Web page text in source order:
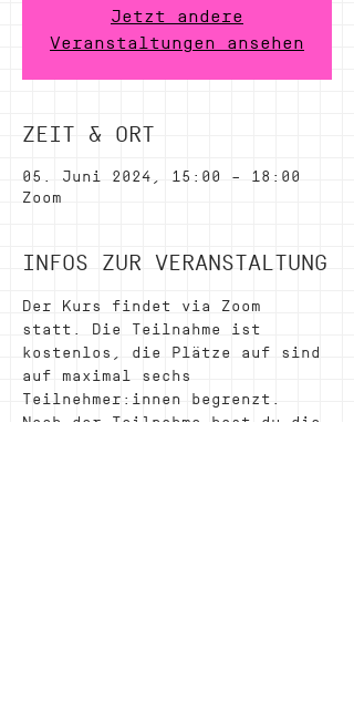
Jetzt andere
Veranstaltungen ansehen
ZEIT & ORT
05. Juni 2024, 15:00 – 18:00
Zoom
INFOS ZUR VERANSTALTUNG
Der Kurs findet via Zoom
statt. Die Teilnahme ist
kostenlos, die Plätze auf sind
auf maximal sechs
Teilnehmer:innen begrenzt.
Nach der Teilnahme hast du die